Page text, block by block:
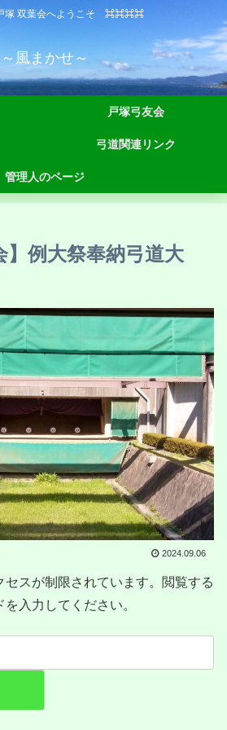
双葉会へようこそ ⌘⌘⌘⌘
～風まかせ～
戸塚弓友会
弓道関連リンク
管理人のページ
】例大祭奉納弓道大
2024.09.06
セスが制限されています。閲覧する
入力してください。